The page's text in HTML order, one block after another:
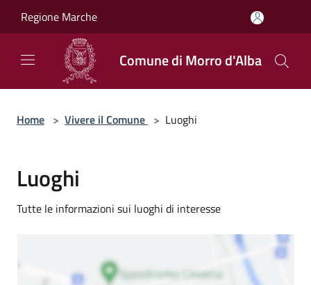
Regione Marche
Comune di Morro d'Alba
Home > Vivere il Comune > Luoghi
Luoghi
Tutte le informazioni sui luoghi di interesse